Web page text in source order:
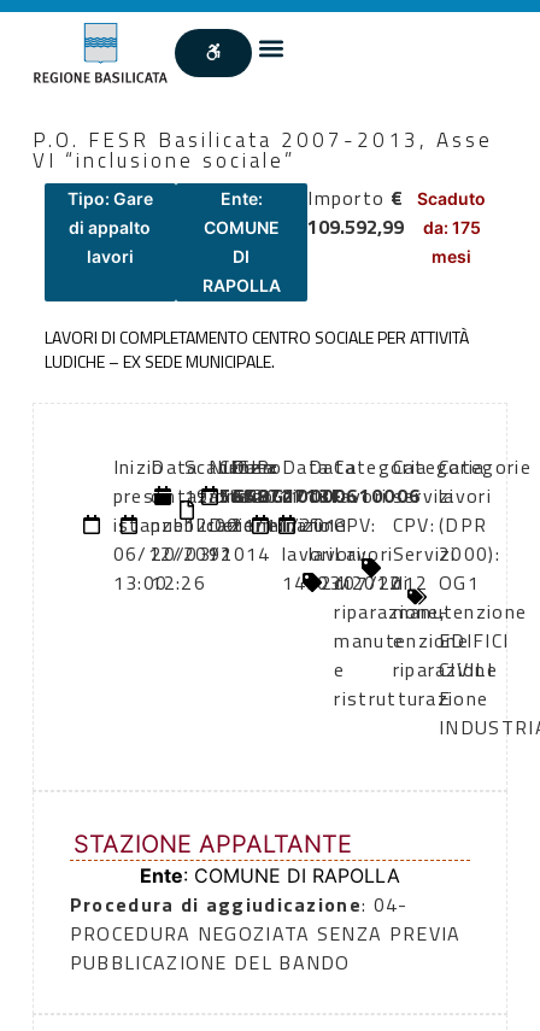
P.O. FESR Basilicata 2007-2013, Asse
VI “inclusione sociale”
Tipo: Gare
di appalto
lavori
Ente:
COMUNE
DI
RAPOLLA
Importo €
109.592,99
Scaduto
da: 175
mesi
LAVORI DI COMPLETAMENTO CENTRO SOCIALE PER ATTIVITÀ
LUDICHE – EX SEDE MUNICIPALE.
Inizio
presentazione
istanze:
06/12/2011
13:00
Data
di
pubblicazione:
20/03/2014
12:26
Scadenza:
19/12/2011
12:00
Numero
atto:
Determina
91
Data
atto:
21/11/2011
CIG:
565872713F
CUP:
G48G10000610006
Data
di
inizio
lavori:
14/03/2012
Data
di
fine
lavori:
12/07/2012
Categoria
lavori
CPV:
Lavori
di
riparazione,
manutenzione
e
ristrutturazione
Categoria
servizi
CPV:
Servizi
di
manutenzione
e
riparazione
Categorie
lavori
(DPR
2000):
OG1
-
EDIFICI
CIVILI
E
STAZIONE APPALTANTE
Ente: COMUNE DI RAPOLLA
Procedura di aggiudicazione: 04-
PROCEDURA NEGOZIATA SENZA PREVIA
PUBBLICAZIONE DEL BANDO